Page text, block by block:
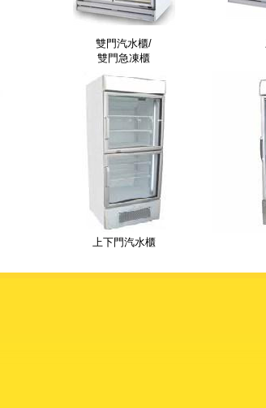
雙門汽水櫃/
雙門急凍櫃
上下門汽水櫃